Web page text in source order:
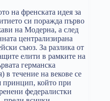
на френската идея за
си поражда първо
на Модерна, а след
централизирана
съюз. За разлика от
елити в рамките на
германска
течение на векове се
принцип, който при
федералистки